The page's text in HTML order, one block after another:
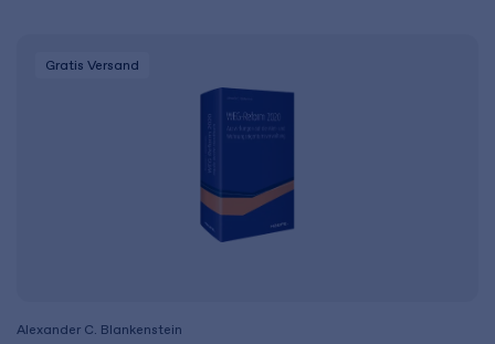
Gratis Versand
Alexander C. Blankenstein